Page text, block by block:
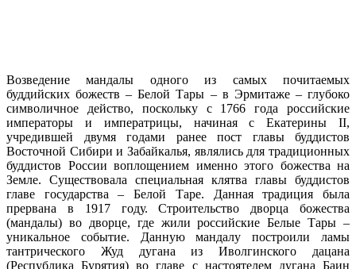
Возведение мандалы одного из самых почитаемых
буддийских божеств – Белой Тары – в Эрмитаже – глубоко
символичное действо, поскольку с 1766 года российские
императоры и императрицы, начиная с Екатерины II,
учредившей двумя годами ранее пост главы буддистов
Восточной Сибири и Забайкалья, являлись для традиционных
буддистов России воплощением именно этого божества на
Земле. Существовала специальная клятва главы буддистов
главе государства – Белой Таре. Данная традиция была
прервана в 1917 году. Строительство дворца божества
(мандалы) во дворце, где жили российские Белые Тары –
уникальное событие. Данную мандалу построили ламы
тантрического Жуд дугана из Иволгинского дацана
(Республика Бурятия) во главе с настоятелем дугана Баин